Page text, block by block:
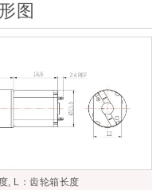
图
, L：齿轮箱长度